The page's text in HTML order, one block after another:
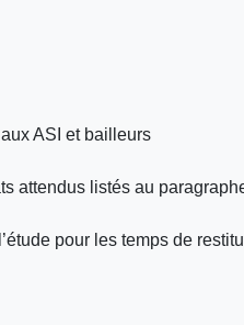
ASI et bailleurs
attendus listés au
pour les temps de